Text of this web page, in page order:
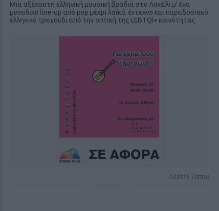
Μια αξέχαστη ελληνική μουσική βραδιά στο Λοκάλι μ’ ένα
μοναδικό line-up από pop μέχρι λαϊκό, έντεχνο και παραδοσιακό
ελληνικό τραγούδι από την οπτική της LGBTQI+ κοινότητας
Δελτίο Τύπου